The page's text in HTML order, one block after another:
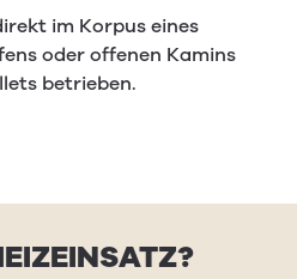
im Korpus eines
oder offenen Kamins
betrieben.
?